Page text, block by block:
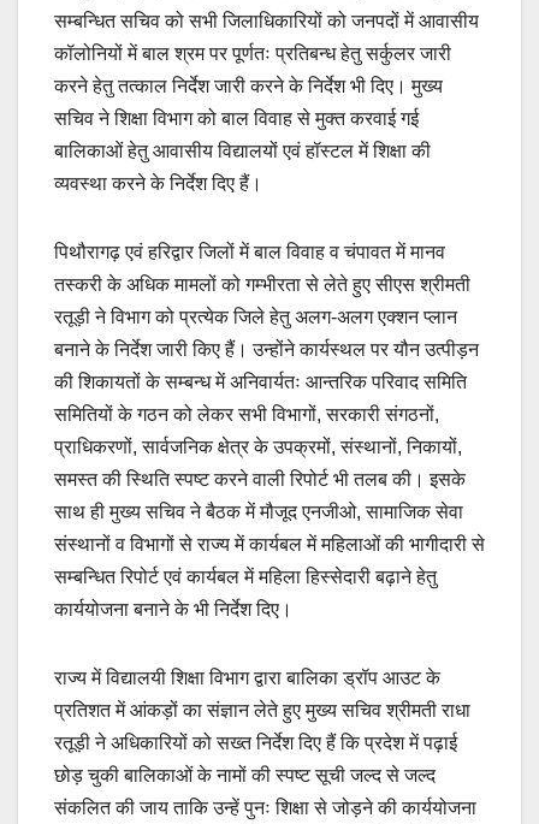
सम्बन्धित सचिव को सभी जिलाधिकारियों को जनपदों में आवासीय
कॉलोनियों में बाल श्रम पर पूर्णतः प्रतिबन्ध हेतु सर्कुलर जारी
करने हेतु तत्काल निर्देश जारी करने के निर्देश भी दिए। मुख्य
सचिव ने शिक्षा विभाग को बाल विवाह से मुक्त करवाई गई
बालिकाओं हेतु आवासीय विद्यालयों एवं हॉस्टल में शिक्षा की
व्यवस्था करने के निर्देश दिए हैं।
पिथौरागढ़ एवं हरिद्वार जिलों में बाल विवाह व चंपावत में मानव
तस्करी के अधिक मामलों को गम्भीरता से लेते हुए सीएस श्रीमती
रतूड़ी ने विभाग को प्रत्येक जिले हेतु अलग-अलग एक्शन प्लान
बनाने के निर्देश जारी किए हैं। उन्होंने कार्यस्थल पर यौन उत्पीड़न
की शिकायतों के सम्बन्ध में अनिवार्यतः आन्तरिक परिवाद समिति
समितियों के गठन को लेकर सभी विभागों, सरकारी संगठनों,
प्राधिकरणों, सार्वजनिक क्षेत्र के उपक्रमों, संस्थानों, निकायों,
समस्त की स्थिति स्पष्ट करने वाली रिपोर्ट भी तलब की। इसके
साथ ही मुख्य सचिव ने बैठक में मौजूद एनजीओ, सामाजिक सेवा
संस्थानों व विभागों से राज्य में कार्यबल में महिलाओं की भागीदारी से
सम्बन्धित रिपोर्ट एवं कार्यबल में महिला हिस्सेदारी बढ़ाने हेतु
कार्ययोजना बनाने के भी निर्देश दिए।
राज्य में विद्यालयी शिक्षा विभाग द्वारा बालिका ड्रॉप आउट के
प्रतिशत में आंकड़ों का संज्ञान लेते हुए मुख्य सचिव श्रीमती राधा
रतूड़ी ने अधिकारियों को सख्त निर्देश दिए हैं कि प्रदेश में पढ़ाई
छोड़ चुकी बालिकाओं के नामों की स्पष्ट सूची जल्द से जल्द
संकलित की जाय ताकि उन्हें पुनः शिक्षा से जोड़ने की कार्ययोजना